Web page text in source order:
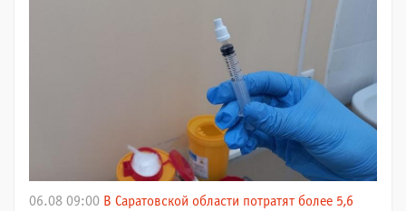
06.08 09:00 В Саратовской области потратят более 5,6